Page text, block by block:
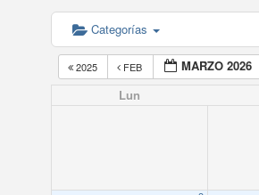
Categorías
2025 FEB MARZO 2026
Lun